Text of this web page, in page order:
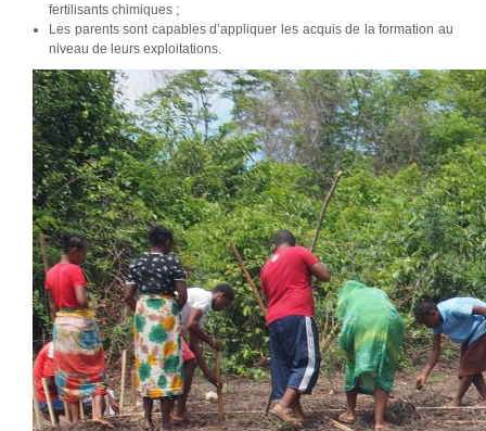
fertilisants chimiques ;
Les parents sont capables d’appliquer les acquis de la formation au
niveau de leurs exploitations.